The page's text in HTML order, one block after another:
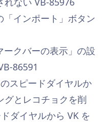
インポート」ボタン
クバーの表示」の設
86591
スピードダイヤルか
グとレコチョクを削
ダイヤルから VK を